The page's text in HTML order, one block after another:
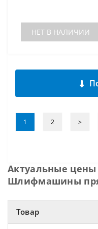
НЕТ В НАЛИЧИИ
1 2 >
Актуальные
Шлифмашины
Товар